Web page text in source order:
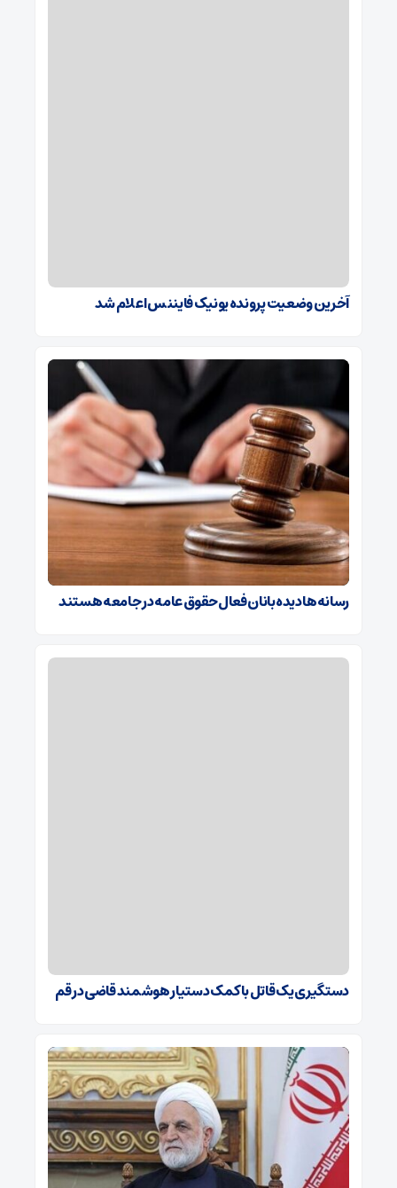
آخرین وضعیت پرونده یونیک فایننس اعلام شد
رسانه‌ها دیده‌بانان فعال حقوق عامه در جامعه هستند
دستگیری یک قاتل با کمک دستیار هوشمند قاضی در قم